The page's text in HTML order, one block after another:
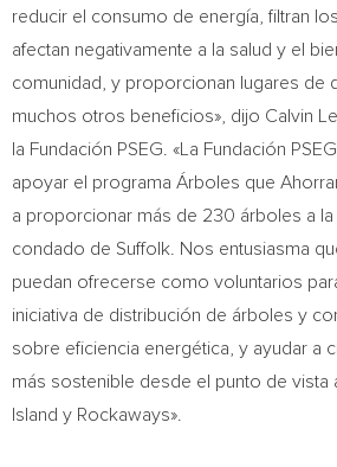
reducir el consumo de energía, filtran
afectan negativamente a la salud y el
comunidad, y proporcionan lugares de
muchos otros beneficios», dijo Calvin
la Fundación PSEG. «La Fundación
apoyar el programa Árboles que
a proporcionar más de 230 árboles a la
condado de Suffolk . Nos entusiasma
puedan ofrecerse como voluntarios
iniciativa de distribución de árboles y
sobre eficiencia energética, y ayudar a
más sostenible desde el punto de vista
Island y Rockaways».